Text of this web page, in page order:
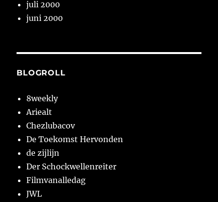
juli 2000
juni 2000
BLOGROLL
8weekly
Ariealt
Chezlubacov
De Toekomst Hervonden
de zijlijn
Der Schockwellenreiter
Filmvanalledag
JWL